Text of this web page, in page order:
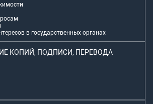
в государственных органах
КОПИЙ, ПОДПИСИ, ПЕРЕВОДА